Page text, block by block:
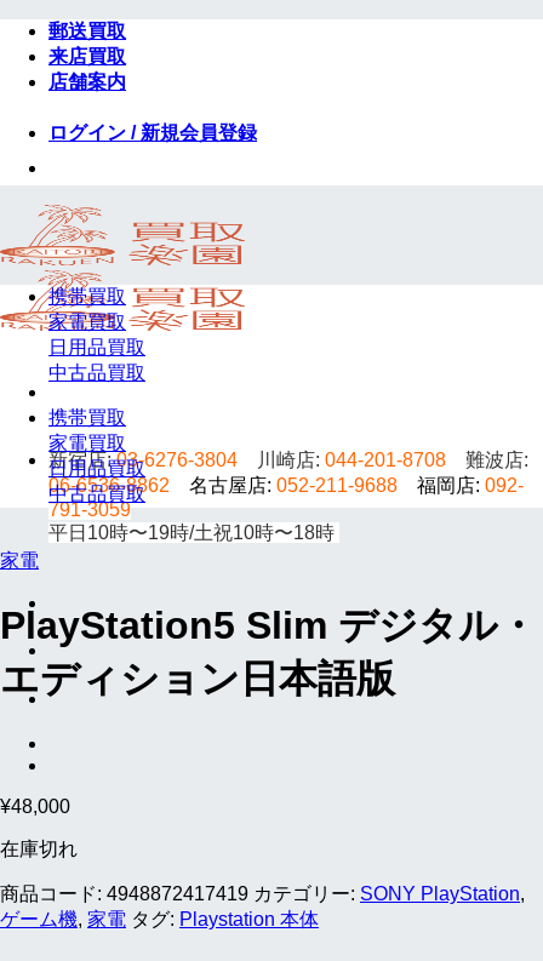
Skip
content
郵送買取
来店買取
店舗案内
ログイン / 新規会員登録
新宿店:03-6276-3804 川崎店: 044-201-8708 難波店:
06-6536-8862
名古屋店: 052-211-9688 福岡店: 092-
791-3059
平日10時〜19時/土祝10時〜18時
携帯買取
家電買取
日用品買取
中古品買取
携帯買取
家電買取
日用品買取
中古品買取
家電
PlayStation5 Slim デジタル・
エディション日本語版
¥48,000
在庫切れ
商品コード: 4948872417419 カテゴリー: SONY PlayStation,
ゲーム機, 家電 タグ: Playstation 本体